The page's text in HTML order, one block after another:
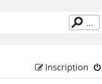
Inscription